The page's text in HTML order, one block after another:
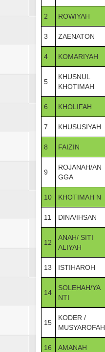
2 ROWIYAH
3 ZAENATON
4 KOMARIYAH
5
KHUSNUL
KHOTIMAH
6 KHOLIFAH
7 KHUSUSIYAH
8 FAIZIN
9
ROJANAH/AN
GGA
10 KHOTIMAH N
11 DINA/IHSAN
12
ANAH/ SITI
ALIYAH
13 ISTIHAROH
14
SOLEHAH/YA
NTI
15
KODER /
MUSYAROFAH
16 AMANAH